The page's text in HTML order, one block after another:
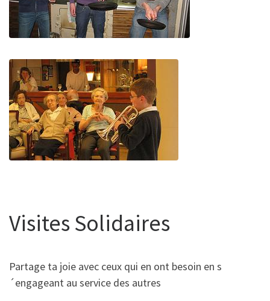
Visites Solidaires
Partage ta joie avec ceux qui en ont besoin en s
´engageant au service des autres